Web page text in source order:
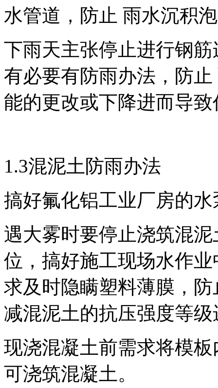
水管道，防止 雨水沉积
下雨天主张停止进行钢
有必要有防雨办法，防
能的更改或下降进而导
1.3混泥土防雨办法
搞好氟化铝工业厂房的
遇大雾时要停止浇筑混
位，搞好施工现场水作
求及时隐瞒塑料薄膜，
减混泥土的抗压强度等
现浇混凝土前需求将模
可浇筑混凝土。